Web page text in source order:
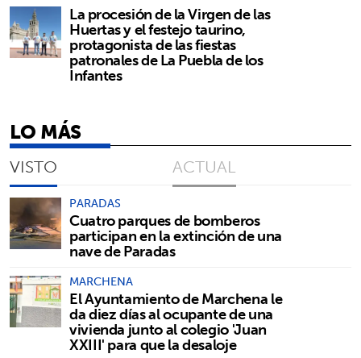
La procesión de la Virgen de las
Huertas y el festejo taurino,
protagonista de las fiestas
patronales de La Puebla de los
Infantes
LO MÁS
VISTO ACTUAL
PARADAS
Cuatro parques de bomberos
participan en la extinción de una
nave de Paradas
MARCHENA
El Ayuntamiento de Marchena le
da diez días al ocupante de una
vivienda junto al colegio 'Juan
XXIII' para que la desaloje